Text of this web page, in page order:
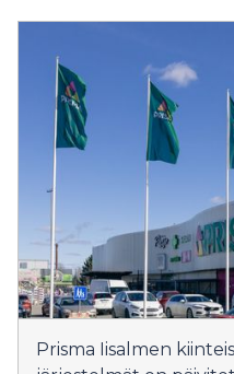
Prisma Iisalmen